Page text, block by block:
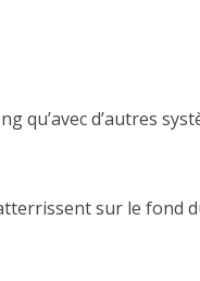
qu’avec d’autres
sur le fond